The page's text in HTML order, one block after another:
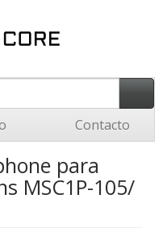
Contacto
para
MSC1P-105/